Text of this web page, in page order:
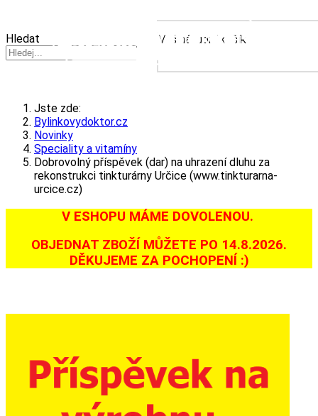
Hledat
Váš nákupní košík
Jste zde:
Bylinkovydoktor.cz
Novinky
Speciality a vitamíny
Dobrovolný příspěvek (dar) na uhrazení dluhu za
rekonstrukci tinkturárny Určice (www.tinkturarna-
urcice.cz)
V ESHOPU MÁME DOVOLENOU.
OBJEDNAT ZBOŽÍ MŮŽETE PO 14.8.2026.
DĚKUJEME ZA POCHOPENÍ :)